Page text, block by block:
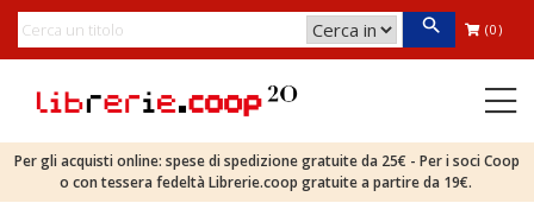
(0)
Per gli acquisti online: spese di spedizione gratuite da 25€ - Per i soci Coop
o con tessera fedeltà Librerie.coop gratuite a partire da 19€.